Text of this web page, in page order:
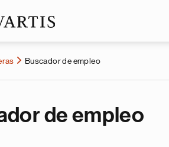
Buscador de empleo
de empleo